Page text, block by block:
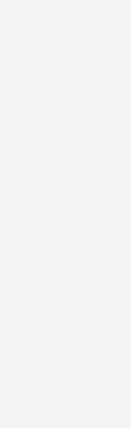
das für die
Branche sie
Vertriebsmitarbeiter oder
vor allem wenn